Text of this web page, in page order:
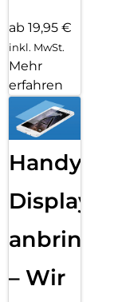
ab 19,95 €
inkl. MwSt.
Mehr
erfahren
Handy
anbringen
– Wir